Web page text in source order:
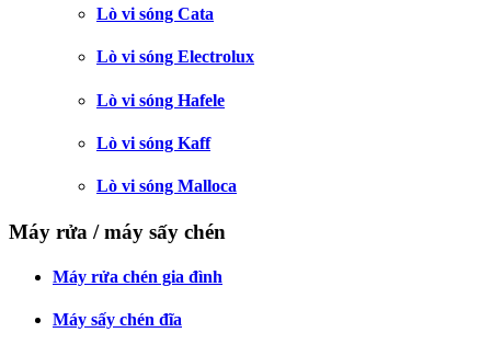
Lò vi sóng Cata
Lò vi sóng Electrolux
Lò vi sóng Hafele
Lò vi sóng Kaff
Lò vi sóng Malloca
Máy rửa / máy sấy chén
Máy rửa chén gia đình
Máy sấy chén đĩa